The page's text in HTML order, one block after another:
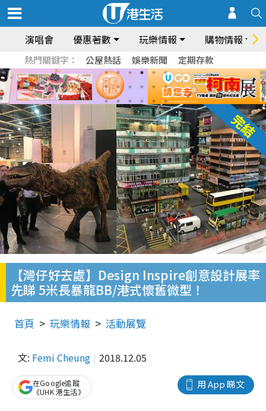
演唱會 優惠著數 玩樂情報 購物情報
熱門關鍵字： 公屋熱話 娛樂新聞 定期存款
【灣仔好去處】Design Inspire創意設計展率
先睇 5米長暴龍BB/港式懷舊微型！
首頁 玩樂情報 活動展覽
文: Femi Cheung 2018.12.05
用 App 睇文
在Google追蹤
《UHK 港生活》